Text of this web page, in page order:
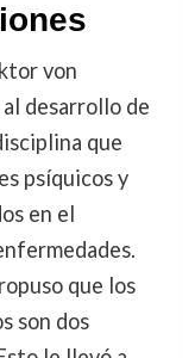
von
desarrollo de
que
psíquicos y
en el
que los
son dos